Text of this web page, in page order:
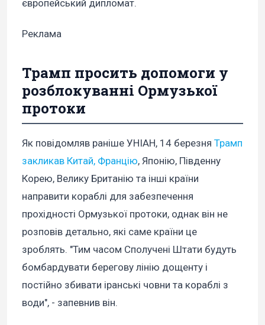
європейський дипломат.
Реклама
Трамп просить допомоги у
розблокуванні Ормузької
протоки
Як повідомляв раніше УНІАН, 14 березня Трамп
закликав Китай, Францію, Японію, Південну
Корею, Велику Британію та інші країни
направити кораблі для забезпечення
прохідності Ормузької протоки, однак він не
розповів детально, які саме країни це
зроблять. "Тим часом Сполучені Штати будуть
бомбардувати берегову лінію дощенту і
постійно збивати іранські човни та кораблі з
води", - запевнив він.